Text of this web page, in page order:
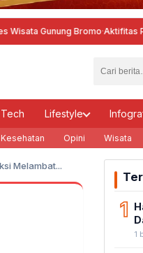
Bromo·Aktifitas Proyek
Tech Lifestyle
Kesehatan Opini Wisata
Melambat...
1
1